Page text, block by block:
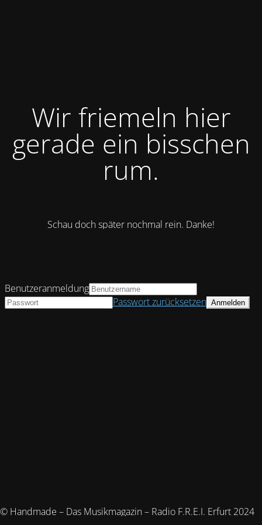
Wir friemeln hier
gerade ein bisschen
rum.
Schau doch später nochmal rein. Danke!
© Handmade – Das Musikmagazin – Radio F.R.E.I. Erfurt 2024
Benutzeranmeldung
Passwort zurücksetzen